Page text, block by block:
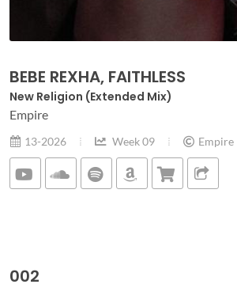
BEBE REXHA, FAITHLESS
New Religion (Extended Mix)
Empire
13-2026 Week 09 Empire
002